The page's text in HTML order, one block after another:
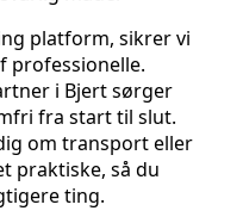
platform, sikrer vi
professionelle.
i Bjert sørger
fra start til slut.
om transport eller
praktiske, så du
ting.